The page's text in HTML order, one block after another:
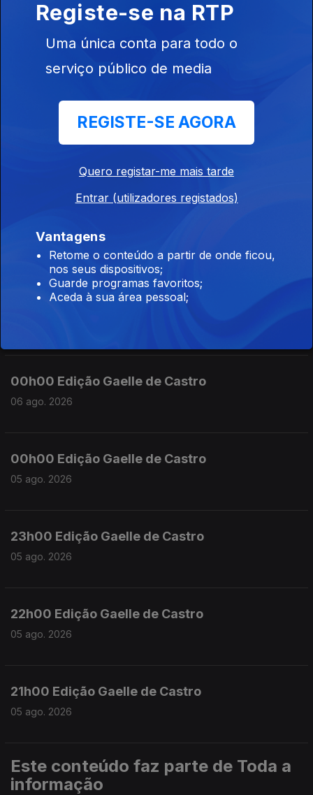
06 ago. 2026
10h00 Edição Germano Campos
09h00 Edição Germano Campos
07h00 Edição Germano Campos
00h00 Edição Gaelle de Castro
06 ago. 2026
00h00 Edição Gaelle de Castro
05 ago. 2026
23h00 Edição Gaelle de Castro
05 ago. 2026
22h00 Edição Gaelle de Castro
05 ago. 2026
21h00 Edição Gaelle de Castro
05 ago. 2026
Este conteúdo faz parte de Toda a
informação
Registe-se na RTP
Uma única conta para todo o
serviço público de media
REGISTE-SE AGORA
Quero registar-me mais tarde
Entrar (utilizadores registados)
Vantagens
Retome o conteúdo a partir de onde ficou,
nos seus dispositivos;
Guarde programas favoritos;
Aceda à sua área pessoal;